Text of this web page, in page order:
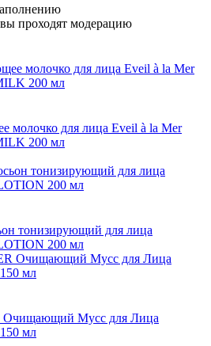
проходят модерацию
молочко для лица Eveil à la Mer
200 мл
тонизирующий для лица
200 мл
Очищающий Мусс для Лица
мл